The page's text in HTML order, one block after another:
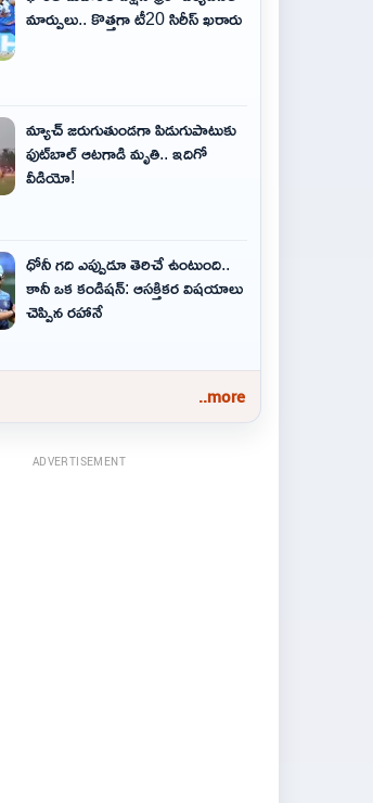
మార్పులు.. కొత్తగా టీ20 సిరీస్ ఖరారు
మ్యాచ్ జరుగుతుండగా పిడుగుపాటుకు
ఫుట్‌బాల్ ఆటగాడి మృతి.. ఇదిగో
వీడియో!
ధోనీ గది ఎప్పుడూ తెరిచే ఉంటుంది..
కానీ ఒక కండిషన్: ఆసక్తికర విషయాలు
చెప్పిన రహానే
..more
ADVERTISEMENT